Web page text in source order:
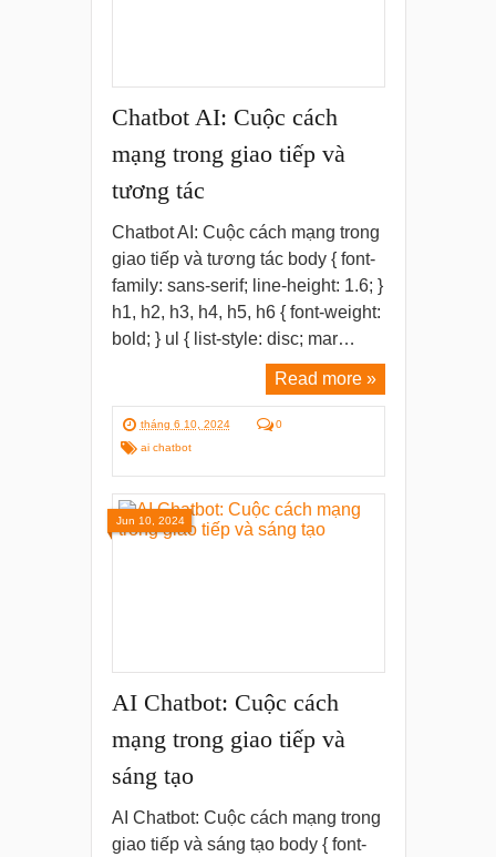
Chatbot AI: Cuộc cách
mạng trong giao tiếp và
tương tác
Chatbot AI: Cuộc cách mạng trong
giao tiếp và tương tác body { font-
family: sans-serif; line-height: 1.6; }
h1, h2, h3, h4, h5, h6 { font-weight:
bold; } ul { list-style: disc; mar…
Read more »
tháng 6 10, 2024
0
ai chatbot
AI Chatbot: Cuộc cách
mạng trong giao tiếp và
sáng tạo
AI Chatbot: Cuộc cách mạng trong
giao tiếp và sáng tạo body { font-
Jun 10, 2024